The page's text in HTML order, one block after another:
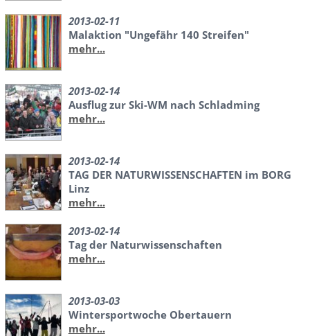
2013-02-11
Malaktion "Ungefähr 140 Streifen"
mehr...
2013-02-14
Ausflug zur Ski-WM nach Schladming
mehr...
2013-02-14
TAG DER NATURWISSENSCHAFTEN im BORG
Linz
mehr...
2013-02-14
Tag der Naturwissenschaften
mehr...
2013-03-03
Wintersportwoche Obertauern
mehr...